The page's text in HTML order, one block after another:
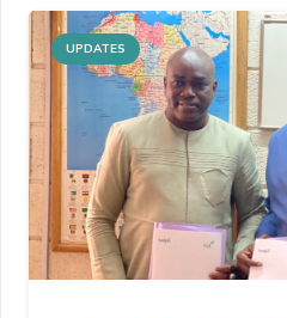
UPDATES